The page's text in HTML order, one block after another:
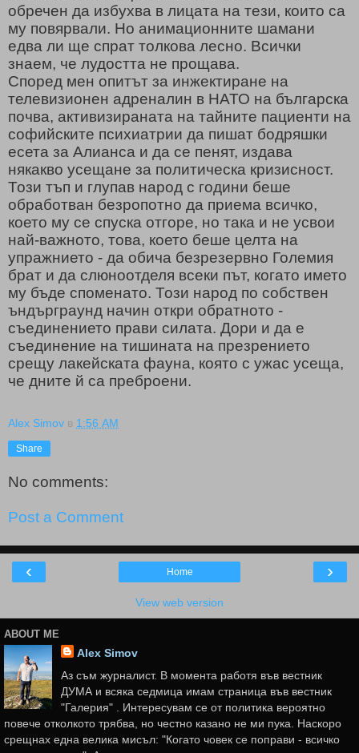
обречен да избухва в лицата на тези, които са
му повярвали. Но анимационните шамани
едва ли ще спрат толкова лесно. Всички
знаем, че лудостта не прощава.
Според мен опитът за инжектиране на
телевизионен адреналин в НАТО на българска
почва, активизираната на тайните пациенти на
софийските психиатрии да пишат бодряшки
есета за Алианса и да се пенят, издава
някакво усещане за политическа кризисност.
Този тъп и глупав народ с години беше
обработван безропотно да приема всичко,
което му се спуска отгоре, но така и не усвои
най-важното, това, което беше целта на
упражнието - да обича безрезервно Големия
брат и да слюноотделя всеки път, когато името
му бъде споменато. Този народ по собствен
ъндърграунд начин откри обратното -
съединението прави силата. Дори и да е
съединение на тишината на презрението
срещу лакейската фауна, която с ужас усеща,
че дните й са преброени.
Alex Simov в 1:56 AM
Share
No comments:
Post a Comment
‹ ›
Home
View web version
ABOUT ME
Alex Simov
Аз съм журналист. В момента работя във вестник
ДУМА и всяка седмица имам страница във вестник
"Галерия" . Интересувам се от политика вероятно
повече отколкото трябва, но честно казано не ми пука. Наскоро
срещнах една велика мисъл: "Когато човек се поправи - всичко